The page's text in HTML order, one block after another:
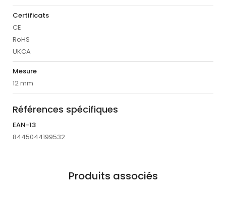
Certificats
CE
RoHS
UKCA
Mesure
12 mm
Références spécifiques
EAN-13
8445044199532
Produits associés